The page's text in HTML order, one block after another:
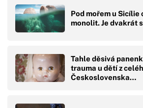
Pod mořem u
monolit. Je dvakrát
Tahle děsivá
trauma u dětí z
Československa…